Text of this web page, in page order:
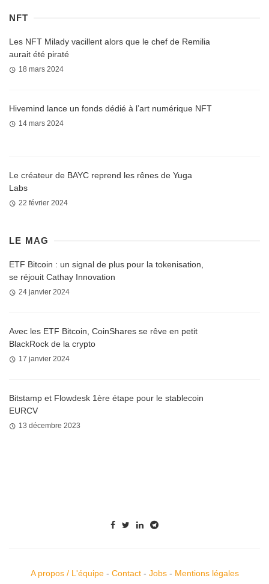
NFT
Les NFT Milady vacillent alors que le chef de Remilia
aurait été piraté
18 mars 2024
Hivemind lance un fonds dédié à l’art numérique NFT
14 mars 2024
Le créateur de BAYC reprend les rênes de Yuga
Labs
22 février 2024
LE MAG
ETF Bitcoin : un signal de plus pour la tokenisation,
se réjouit Cathay Innovation
24 janvier 2024
Avec les ETF Bitcoin, CoinShares se rêve en petit
BlackRock de la crypto
17 janvier 2024
Bitstamp et Flowdesk 1ère étape pour le stablecoin
EURCV
13 décembre 2023
A propos / L'équipe- Contact- Jobs- Mentions légales